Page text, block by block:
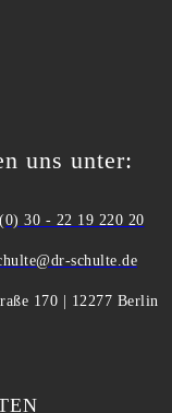
uns unter:
30 - 22 19 220 20
schulte.de
170 | 12277 Berlin